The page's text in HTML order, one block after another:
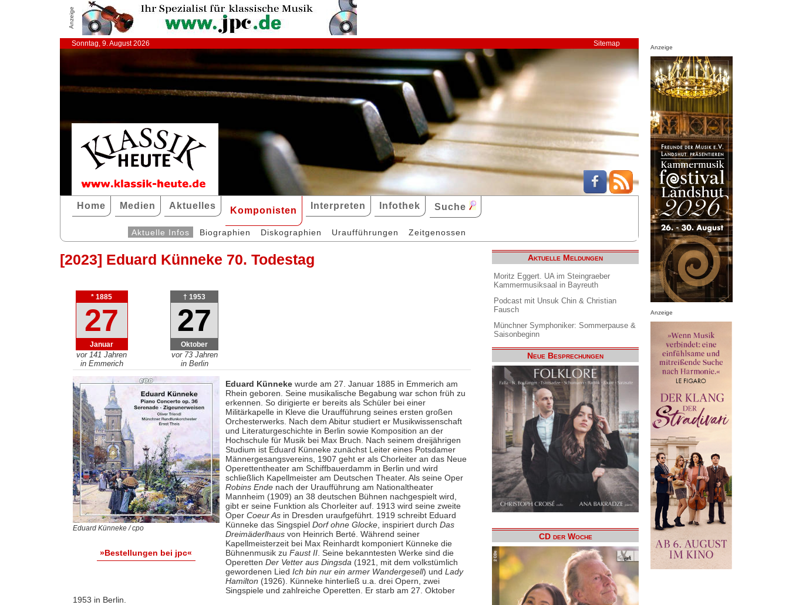
Anzeige
Sonntag, 9. August 2026 Sitemap
Home Medien Aktuelles Komponisten Interpreten Infothek Suche
Aktuelle Infos Biographien Diskographien Uraufführungen Zeitgenossen
[2023] Eduard Künneke 70. Todestag
* 1885
27
Januar
vor 141 Jahren
in Emmerich
† 1953
27
Oktober
vor 73 Jahren
in Berlin
Eduard Künneke / cpo
»Bestellungen bei jpc«
Eduard Künnekewurde am 27. Januar 1885 in Emmerich am
Rhein geboren. Seine musikalische Begabung war schon früh zu
erkennen. So dirigierte er bereits als Schüler bei einer
Militärkapelle in Kleve die Uraufführung seines ersten großen
Orchesterwerks. Nach dem Abitur studiert er Musikwissenschaft
und Literaturgeschichte in Berlin sowie Komposition an der
Hochschule für Musik bei Max Bruch. Nach seinem dreijährigen
Studium ist Eduard Künneke zunächst Leiter eines Potsdamer
Männergesangsvereins, 1907 geht er als Chorleiter an das Neue
Operettentheater am Schiffbauerdamm in Berlin und wird
schließlich Kapellmeister am Deutschen Theater. Als seine Oper
Robins Endenach der Uraufführung am Nationaltheater
Mannheim (1909) an 38 deutschen Bühnen nachgespielt wird,
gibt er seine Funktion als Chorleiter auf. 1913 wird seine zweite
Oper Coeur Asin Dresden uraufgeführt. 1919 schreibt Eduard
Künneke das Singspiel Dorf ohne Glocke, inspiriert durch Das
Dreimäderlhausvon Heinrich Berté. Während seiner
Kapellmeisterzeit bei Max Reinhardt komponiert Künneke die
Bühnenmusik zu Faust II. Seine bekanntesten Werke sind die
Operetten Der Vetter aus Dingsda (1921, mit dem volkstümlich
gewordenen Lied Ich bin nur ein armer Wandergesell) und Lady
Hamilton (1926). Künneke hinterließ u.a. drei Opern, zwei
Singspiele und zahlreiche Operetten. Er starb am 27. Oktober
1953 in Berlin.
Aktuelle Meldungen
Moritz Eggert. UA im Steingraeber
Kammermusiksaal in Bayreuth
Podcast mit Unsuk Chin & Christian
Fausch
Münchner Symphoniker: Sommerpause &
Saisonbeginn
Neue Besprechungen
CD der Woche
Anzeige
Anzeige